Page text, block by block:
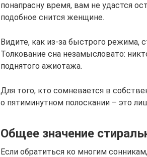
понапрасну время, вам не удастся
подобное снится женщине.
Видите, как из-за быстрого режима,
Толкование сна незамысловато:
поднятого ажиотажа.
Для того, кто сомневается в
о пятиминутном полоскании – это
Общее значение
Если обратиться ко многим